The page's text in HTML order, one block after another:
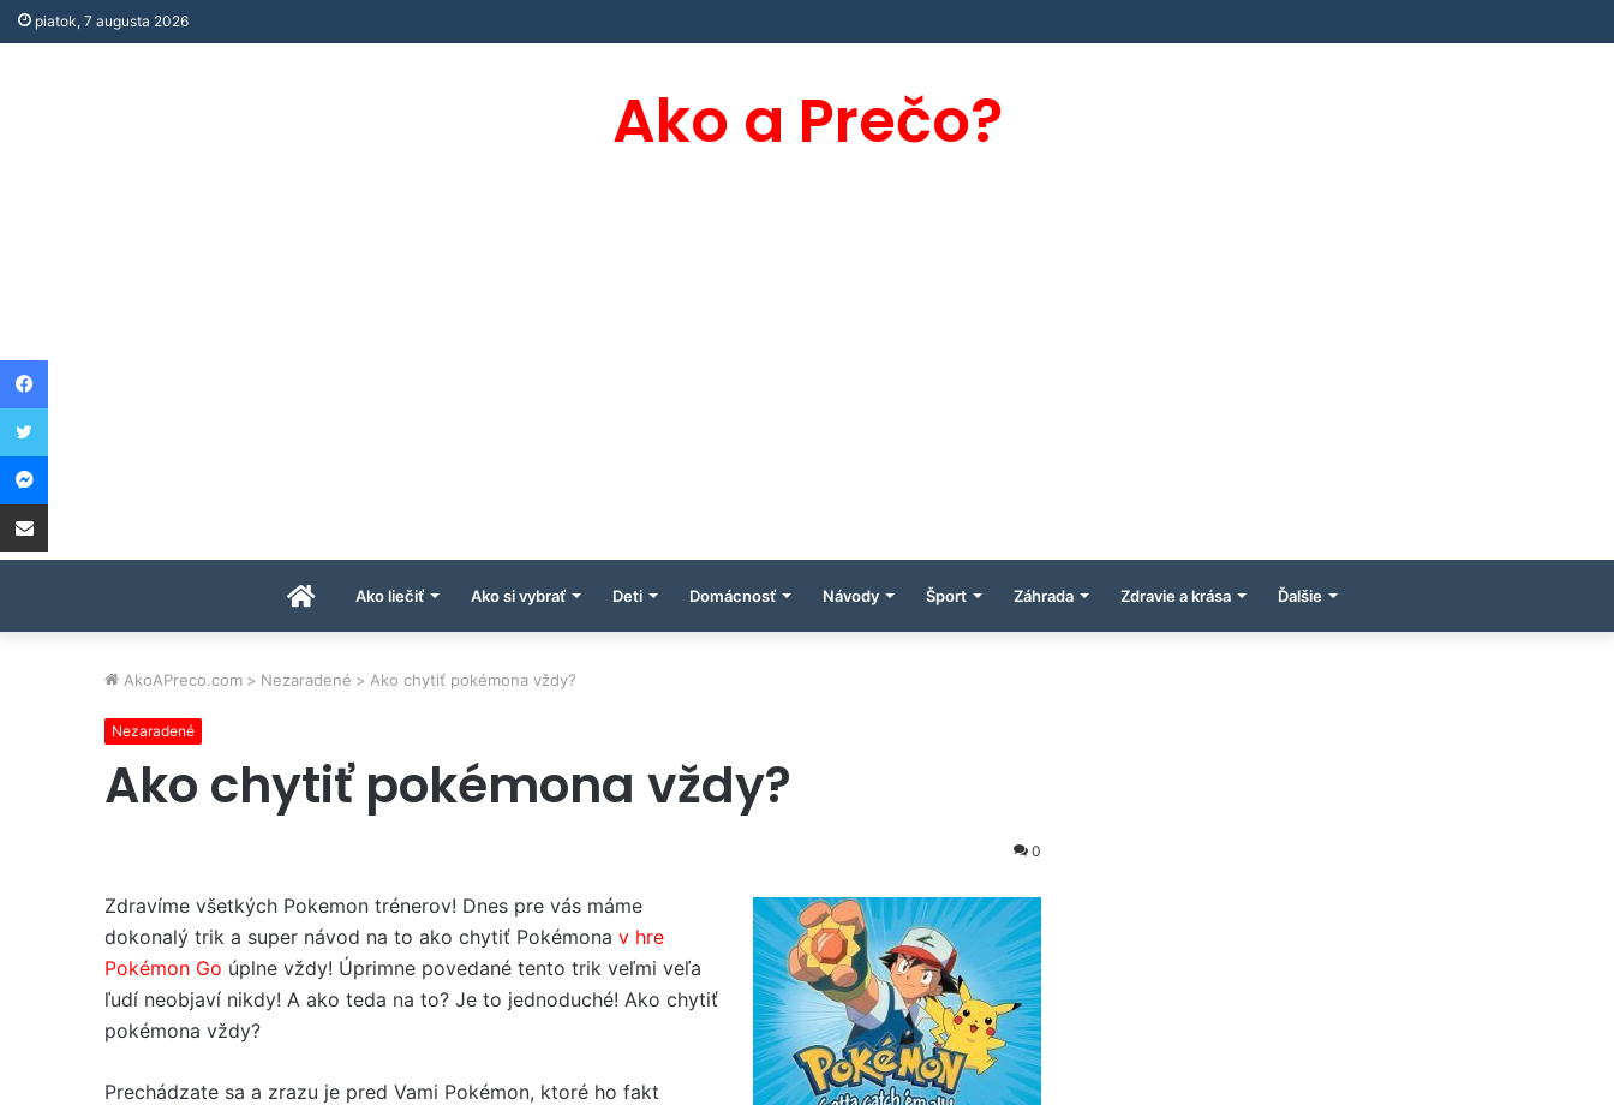
piatok, 7 augusta 2026
Ako a Prečo?
ÚvodnáAko liečiť Ako si vybrať Deti Domácnosť Návody Šport Záhrada Zdravie a krása Ďalšie
AkoAPreco.com > Nezaradené > Ako chytiť pokémona vždy?
Nezaradené
Ako chytiť pokémona vždy?
0
Zdravíme všetkých Pokemon trénerov! Dnes pre vás máme
dokonalý trik a super návod na to ako chytiť Pokémona v hre
Pokémon Go úplne vždy! Úprimne povedané tento trik veľmi veľa
ľudí neobjaví nikdy! A ako teda na to? Je to jednoduché! Ako chytiť
pokémona vždy?
Prechádzate sa a zrazu je pred Vami Pokémon, ktoré ho fakt
Facebook
Twitter
Messenger
Share via Email